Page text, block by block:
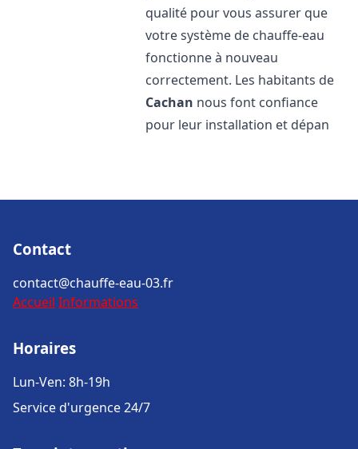
qualité pour vous assurer que
votre système de chauffe-eau
fonctionne à nouveau
correctement. Les habitants de
Cachan nous font confiance
pour leur installation et dépan
Contact
contact@chauffe-eau-03.fr
Accueil Informations
Horaires
Lun-Ven: 8h-19h
Service d'urgence 24/7